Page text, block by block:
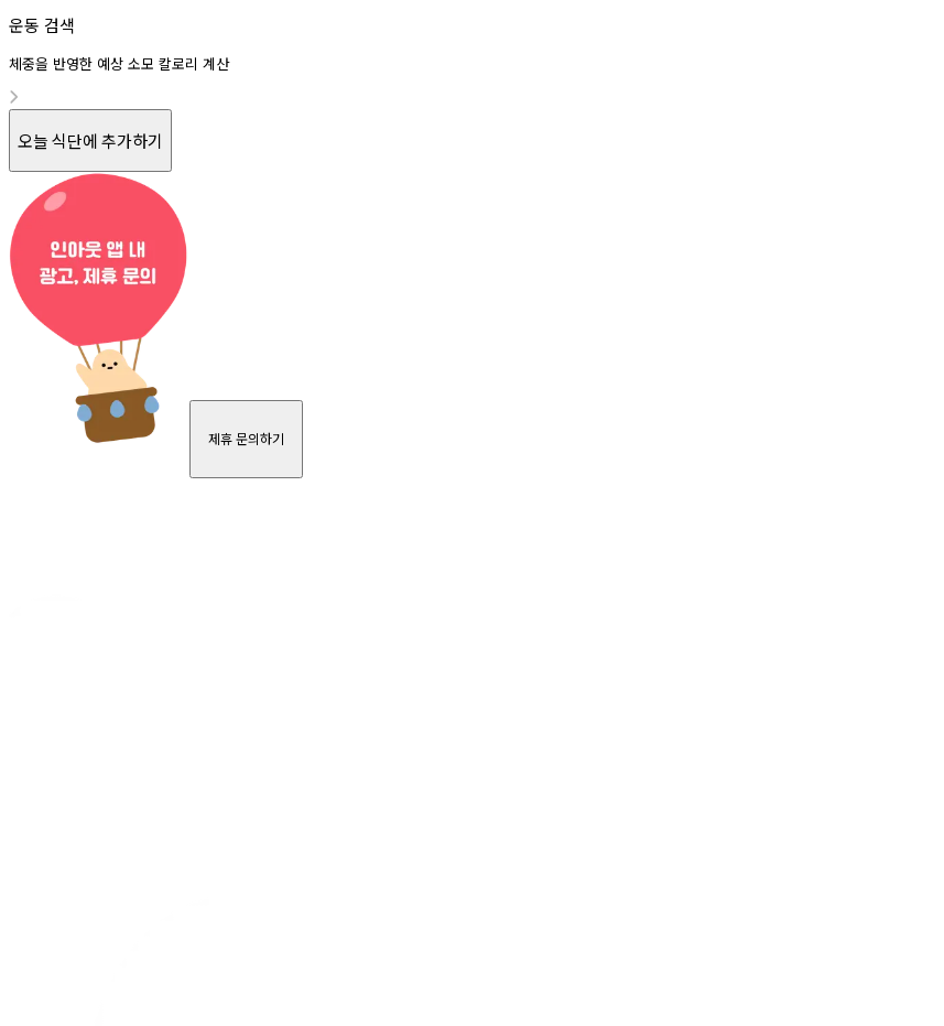
운동 검색
체중을 반영한 예상 소모 칼로리 계산
오늘 식단에 추가하기
제휴 문의하기